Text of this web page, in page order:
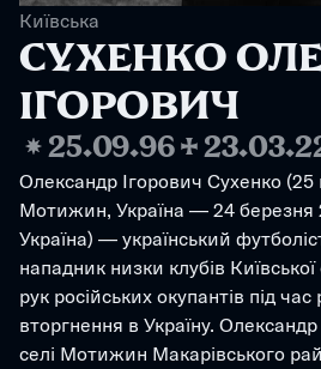
Київська
СУХЕНКО
ІГОРОВИЧ
❋25.09.96✢
Олександр Ігорович Сухенко (25
Мотижин, Україна — 24
Україна) — український
нападник низки клубів
рук російських окупантів під час
вторгнення в Україну.
селі Мотижин Макарівського